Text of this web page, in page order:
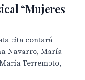
“Mujeres
cita contará
Navarro, María
Terremoto,